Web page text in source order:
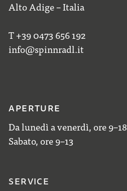
Alto Adige – Italia
T +39 0473 656 192
info@spinnradl.it
APERTURE
Da lunedì a venerdì, ore 9–18
Sabato, ore 9–13
SERVICE